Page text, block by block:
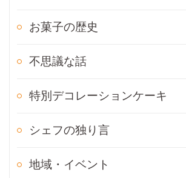
お菓子の歴史
不思議な話
特別デコレーションケーキ
シェフの独り言
地域・イベント